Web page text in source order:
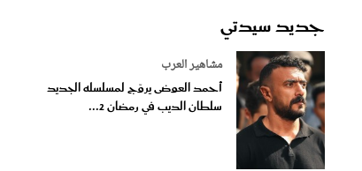
جديد سيدتي
مشاهير العرب
أحمد العوضى يروّج لمسلسله الجديد
سلطان الديب في رمضان 2...